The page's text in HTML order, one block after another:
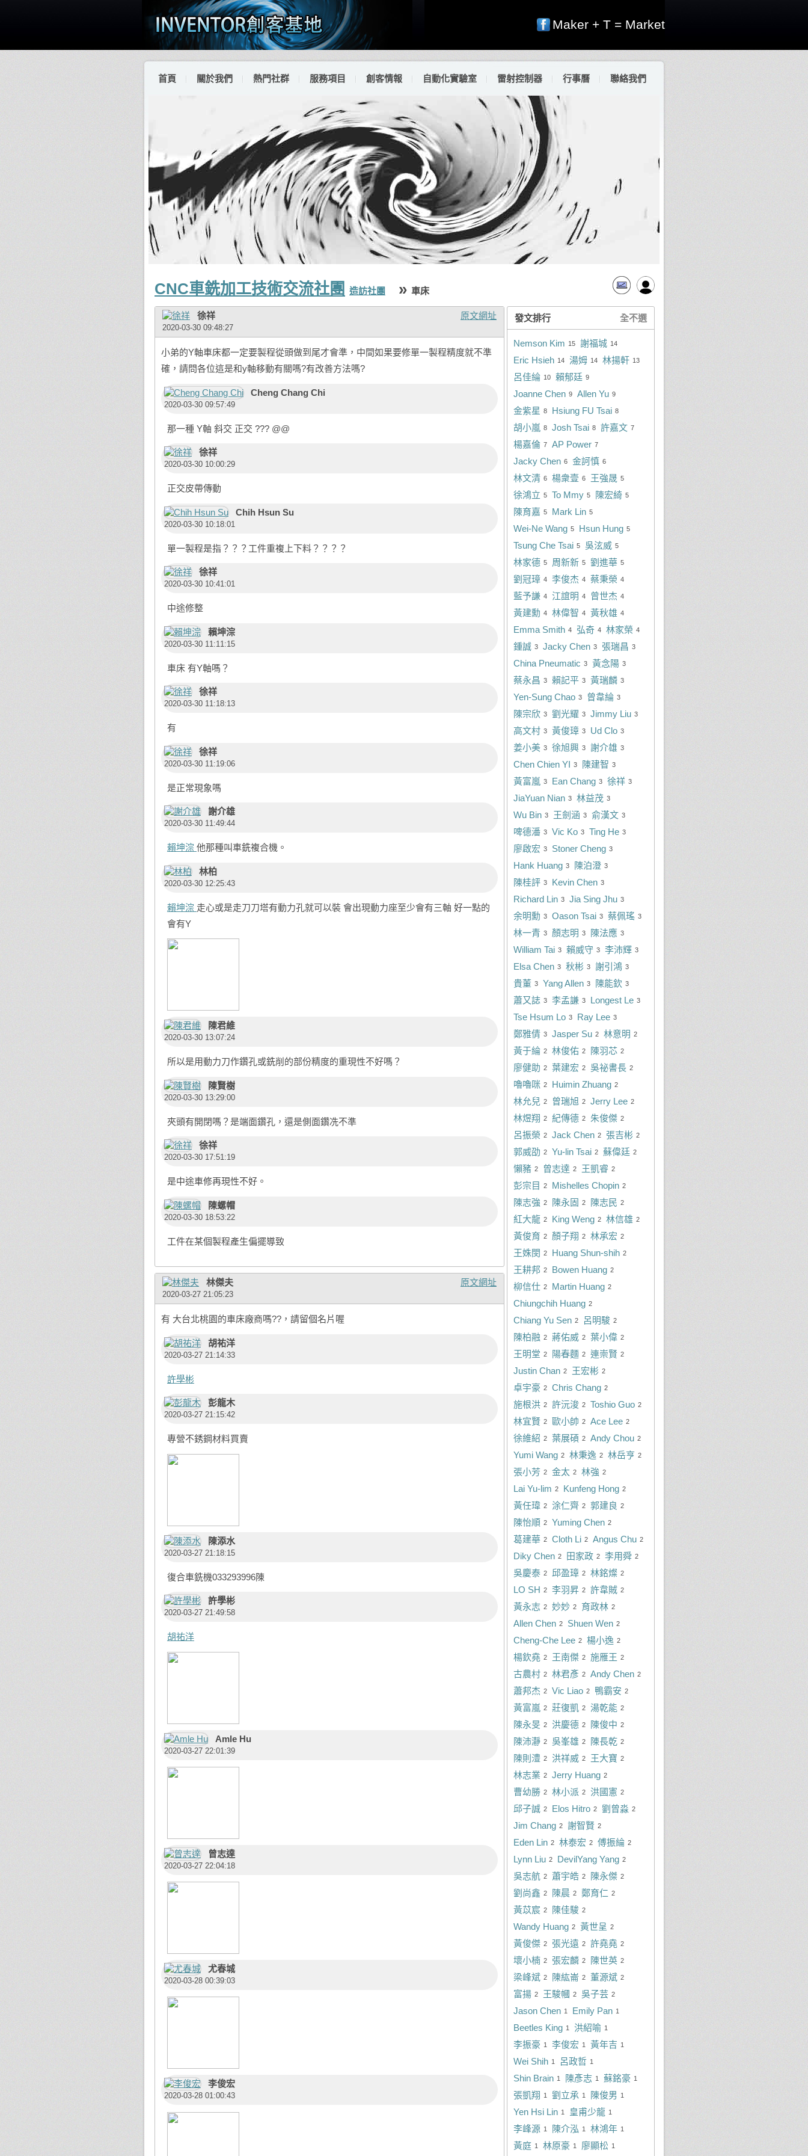
Maker + T = Market
首頁 關於我們 熱門社群 服務項目 創客情報 自動化實驗室 雷射控制器 行事曆 聯絡我們
CNC車銑加工技術交流社團 造訪社團 » 車床
原文網址
徐祥
2020-03-30 09:48:27
小弟的Y軸車床都一定要製程從頭做到尾才會準，中間如果要修單一製程精度就不準
確，請問各位這是和y軸移動有關嗎?有改善方法嗎?
Cheng Chang Chi
2020-03-30 09:57:49
那一種 Y軸 斜交 正交 ??? @@
徐祥
2020-03-30 10:00:29
正交皮帶傳動
Chih Hsun Su
2020-03-30 10:18:01
單一製程是指？？？工件重複上下料？？？？
徐祥
2020-03-30 10:41:01
中途修整
賴坤淙
2020-03-30 11:11:15
車床 有Y軸嗎？
徐祥
2020-03-30 11:18:13
有
徐祥
2020-03-30 11:19:06
是正常現象嗎
謝介雄
2020-03-30 11:49:44
賴坤淙 他那種叫車銑複合機。
林柏
2020-03-30 12:25:43
賴坤淙 走心或是走刀刀塔有動力孔就可以裝 會出現動力座至少會有三軸 好一點的
會有Y
陳君維
2020-03-30 13:07:24
所以是用動力刀作鑽孔或銑削的部份精度的重現性不好嗎？
陳賢樹
2020-03-30 13:29:00
夾頭有開閉嗎？是端面鑽孔，還是側面鑽冼不準
徐祥
2020-03-30 17:51:19
是中途車修再現性不好。
陳螺帽
2020-03-30 18:53:22
工件在某個製程產生偏擺導致
原文網址
林傑夫
2020-03-27 21:05:23
有 大台北桃園的車床廠商嗎??，請留個名片喔
胡祐洋
2020-03-27 21:14:33
許學彬
彭龍木
2020-03-27 21:15:42
專營不銹鋼材料買賣
陳添水
2020-03-27 21:18:15
復合車銑機033293996陳
許學彬
2020-03-27 21:49:58
胡祐洋
Amle Hu
2020-03-27 22:01:39
曾志達
2020-03-27 22:04:18
尤春城
2020-03-28 00:39:03
李俊宏
2020-03-28 01:00:43
全不選
發文排行
15
Nemson Kim 14
謝福城
14
Eric Hsieh 14
湯姆 13
林揚軒
10
呂佳綸 9
賴郁廷
9
Joanne Chen 9
Allen Yu
8
金紫星 8
Hsiung FU Tsai
8
胡小嵐 8
Josh Tsai 7
許嘉文
7
楊嘉倫 7
AP Power
6
Jacky Chen 6
金訶慎
6
林文清 6
楊衆壹 5
王強晟
5
徐鴻立 5
To Mmy 5
陳宏綺
5
陳育嘉 5
Mark Lin
5
Wei-Ne Wang 5
Hsun Hung
5
Tsung Che Tsai 5
吳泫威
5
林家德 5
周新新 5
劉進華
4
劉冠璋 4
李俊杰 4
蔡秉榮
4
藍予謙 4
江誼明 4
曾世杰
4
黃建勳 4
林偉智 4
黃秋雄
4
Emma Smith 4
弘奇 4
林家榮
3
鍾誠 3
Jacky Chen 3
張瑞昌
3
China Pneumatic 3
黃念陽
3
蔡永昌 3
賴記平 3
黃瑞麟
3
Yen-Sung Chao 3
曾韋綸
3
陳宗欣 3
劉光耀 3
Jimmy Liu
3
高文村 3
黃俊璋 3
Ud Clo
3
姜小美 3
徐旭興 3
謝介雄
3
Chen Chien YI 3
陳建智
3
黃富嵐 3
Ean Chang 3
徐祥
3
JiaYuan Nian 3
林益茂
3
Wu Bin 3
王劍涵 3
俞漢文
3
啤德潘 3
Vic Ko 3
Ting He
3
廖啟宏 3
Stoner Cheng
3
Hank Huang 3
陳泊澄
3
陳桂評 3
Kevin Chen
3
Richard Lin 3
Jia Sing Jhu
3
余明勳 3
Oason Tsai 3
蔡佩瑤
3
林一青 3
顏志明 3
陳法應
3
William Tai 3
賴威守 3
李沛輝
3
Elsa Chen 3
秋彬 3
謝引鴻
3
貴董 3
Yang Allen 3
陳能欽
3
蕭又誌 3
李孟謙 3
Longest Le
3
Tse Hsum Lo 3
Ray Lee
3
鄭雅倩 2
Jasper Su 2
林意明
2
黃于綸 2
林俊佑 2
陳羽芯
2
廖健助 2
葉建宏 2
吳祕書長
2
嚕嚕咪 2
Huimin Zhuang
2
林允兒 2
曾瑞旭 2
Jerry Lee
2
林煜翔 2
紀傳德 2
朱俊傑
2
呂振榮 2
Jack Chen 2
張吉彬
2
郭威劭 2
Yu-lin Tsai 2
蘇偉廷
2
懶豬 2
曾志達 2
王凱睿
2
彭宗目 2
Mishelles Chopin
2
陳志強 2
陳永固 2
陳志民
2
紅大龍 2
King Weng 2
林信雄
2
黃俊育 2
顏子翔 2
林承宏
2
王姝閔 2
Huang Shun-shih
2
王耕邦 2
Bowen Huang
2
柳信仕 2
Martin Huang
2
Chiungchih Huang
2
Chiang Yu Sen 2
呂明駿
2
陳柏融 2
蔣佑威 2
葉小偉
2
王明堂 2
陽春麵 2
連崇賢
2
Justin Chan 2
王宏彬
2
卓宇豪 2
Chris Chang
2
施根洪 2
許沅浚 2
Toshio Guo
2
林宜賢 2
歐小帥 2
Ace Lee
2
徐維紹 2
葉展碩 2
Andy Chou
2
Yumi Wang 2
林秉逸 2
林岳亨
2
張小芳 2
金太 2
林強
2
Lai Yu-lim 2
Kunfeng Hong
2
黃任瑋 2
涂仁齊 2
郭建良
2
陳怡順 2
Yuming Chen
2
葛建華 2
Cloth Li 2
Angus Chu
2
Diky Chen 2
田家政 2
李用舜
2
吳慶泰 2
邱盈璋 2
林銘燦
2
LO SH 2
李羽昇 2
許韋賊
2
黃永志 2
妙妙 2
育政林
2
Allen Chen 2
Shuen Wen
2
Cheng-Che Lee 2
楊小逸
2
楊欽堯 2
王南傑 2
施雁王
2
古農村 2
林君彥 2
Andy Chen
2
蕭邦杰 2
Vic Liao 2
鴨霸安
2
黃富嵐 2
莊復凱 2
湯乾能
2
陳永旻 2
洪慶德 2
陳俊中
2
陳沛瀞 2
吳峯雄 2
陳長乾
2
陳則澧 2
洪祥威 2
王大寶
2
林志業 2
Jerry Huang
2
曹幼勝 2
林小派 2
洪國憲
2
邱子誠 2
Elos Hitro 2
劉曾淼
2
Jim Chang 2
謝智賢
2
Eden Lin 2
林泰宏 2
傅振綸
2
Lynn Liu 2
DevilYang Yang
2
吳志航 2
蕭宇皓 2
陳永傑
2
劉尚鑫 2
陳晨 2
鄭育仁
2
黃苡宸 2
陳佳駿
2
Wandy Huang 2
黃世呈
2
黃俊傑 2
張光遠 2
許堯堯
2
壞小楠 2
張宏麟 2
陳世英
2
梁峰斌 2
陳紘崙 2
董源斌
2
富揚 2
王駿幗 2
吳子芸
1
Jason Chen 1
Emily Pan
1
Beetles King 1
洪紹喻
1
李振豪 1
李俊宏 1
黃年吉
1
Wei Shih 1
呂政哲
1
Shin Brain 1
陳彥志 1
蘇銘豪
1
張凱翔 1
劉立承 1
陳俊男
1
Yen Hsi Lin 1
皇甫少龍
1
李峰源 1
陳介泓 1
林鴻年
1
黃庭 1
林原豪 1
廖顯松